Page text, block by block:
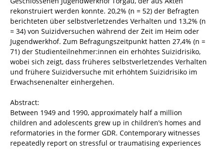
rekonstruiert werden konnte. 20,2% (n = 52) der Befragten
berichteten über selbstverletzendes Verhalten und 13,2% (n
= 34) von Suizidversuchen während der Zeit im Heim oder
Jugendwerkhof. Zum Befragungszeitpunkt hatten 27,4% (n =
71) der Studienteilnehmer:innen ein erhöhtes Suizidrisiko,
wobei sich zeigt, dass früheres selbstverletzendes Verhalten
und frühere Suizidversuche mit erhöhtem Suizidrisiko im
Erwachsenenalter einhergehen.
Abstract:
Between 1949 and 1990, approximately half a million
children and adolescents grew up in children’s homes and
reformatories in the former GDR. Contemporary witnesses
repeatedly report on stressful or traumatising experiences